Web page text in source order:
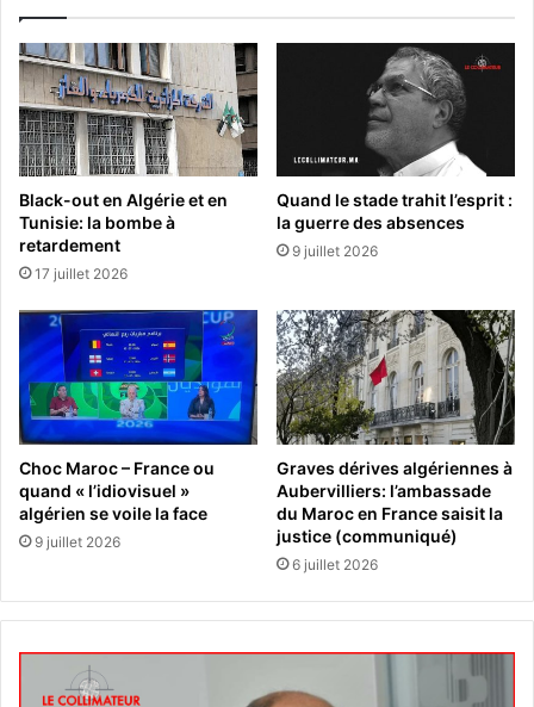
Black-out en Algérie et en
Tunisie: la bombe à
retardement
17 juillet 2026
Quand le stade trahit l’esprit :
la guerre des absences
9 juillet 2026
Choc Maroc – France ou
quand « l’idiovisuel »
algérien se voile la face
9 juillet 2026
Graves dérives algériennes à
Aubervilliers: l’ambassade
du Maroc en France saisit la
justice (communiqué)
6 juillet 2026